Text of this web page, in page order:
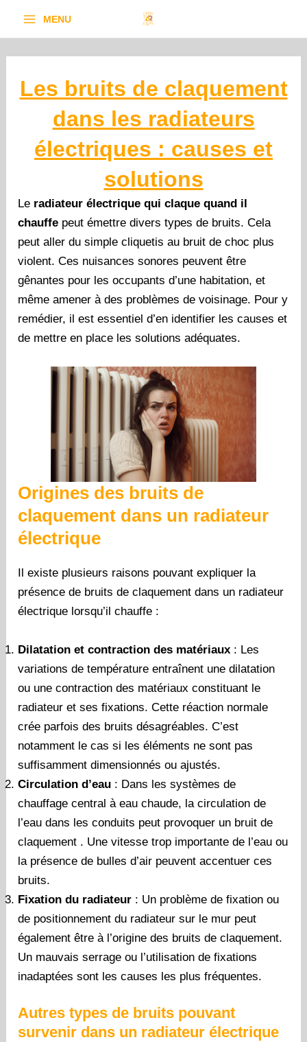
MENU
Les bruits de claquement
dans les radiateurs
électriques : causes et
solutions
Le radiateur électrique qui claque quand il
chauffe peut émettre divers types de bruits. Cela
peut aller du simple cliquetis au bruit de choc plus
violent. Ces nuisances sonores peuvent être
gênantes pour les occupants d’une habitation, et
même amener à des problèmes de voisinage. Pour y
remédier, il est essentiel d’en identifier les causes et
de mettre en place les solutions adéquates.
Origines des bruits de
claquement dans un radiateur
électrique
Il existe plusieurs raisons pouvant expliquer la
présence de bruits de claquement dans un radiateur
électrique lorsqu’il chauffe :
Dilatation et contraction des matériaux : Les
variations de température entraînent une dilatation
ou une contraction des matériaux constituant le
radiateur et ses fixations. Cette réaction normale
crée parfois des bruits désagréables. C’est
notamment le cas si les éléments ne sont pas
suffisamment dimensionnés ou ajustés.
Circulation d’eau : Dans les systèmes de
chauffage central à eau chaude, la circulation de
l’eau dans les conduits peut provoquer un bruit de
claquement . Une vitesse trop importante de l’eau ou
la présence de bulles d’air peuvent accentuer ces
bruits.
Fixation du radiateur : Un problème de fixation ou
de positionnement du radiateur sur le mur peut
également être à l’origine des bruits de claquement.
Un mauvais serrage ou l’utilisation de fixations
inadaptées sont les causes les plus fréquentes.
Autres types de bruits pouvant
survenir dans un radiateur électrique